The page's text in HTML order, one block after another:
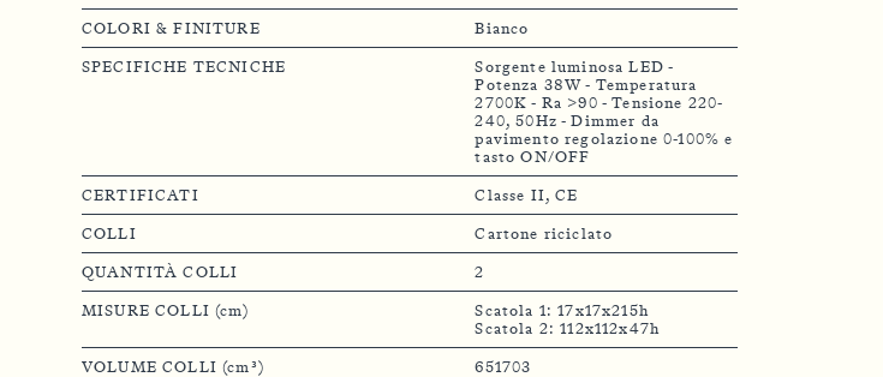
COLORI & FINITURE Bianco
SPECIFICHE TECNICHE
Sorgente luminosa LED -
Potenza 38W - Temperatura
2700K - Ra >90 - Tensione 220-
240, 50Hz - Dimmer da
pavimento regolazione 0-100% e
tasto ON/OFF
CERTIFICATI Classe II, CE
COLLI Cartone riciclato
QUANTITÀ COLLI 2
MISURE COLLI (cm)
Scatola 1: 17x17x215h
Scatola 2: 112x112x47h
VOLUME COLLI (cm³) 651703